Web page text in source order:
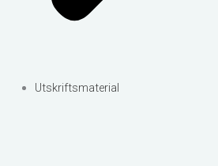
Utskriftsmaterial